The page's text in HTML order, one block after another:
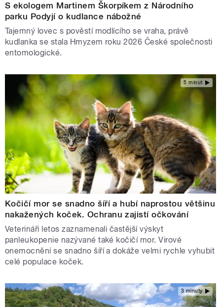
S ekologem Martinem Škorpíkem z Národního
parku Podyjí o kudlance nábožné
Tajemný lovec s pověstí modlícího se vraha, právě
kudlanka se stala Hmyzem roku 2026 České společnosti
entomologické.
5 minut
Kočičí mor se snadno šíří a hubí naprostou většinu
nakažených koček. Ochranu zajistí očkování
Veterináři letos zaznamenali častější výskyt
panleukopenie nazývané také kočičí mor. Virové
onemocnění se snadno šíří a dokáže velmi rychle vyhubit
celé populace koček.
3 minuty